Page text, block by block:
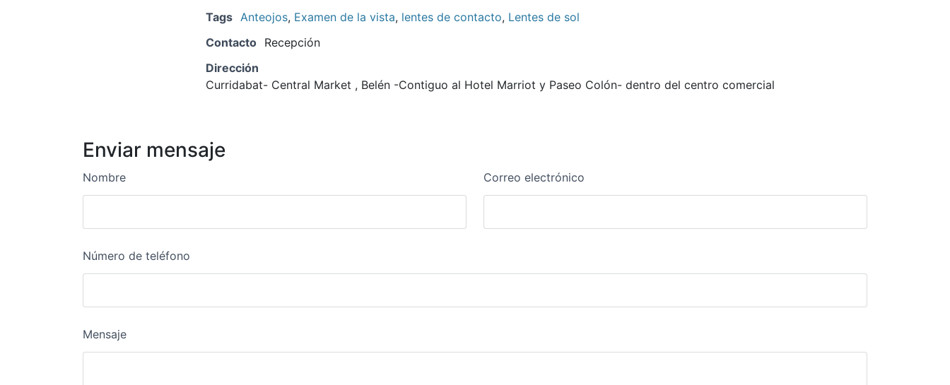
Tags Anteojos, Examen de la vista, lentes de contacto, Lentes de sol
Contacto Recepción
Dirección
Curridabat- Central Market , Belén -Contiguo al Hotel Marriot y Paseo Colón- dentro del centro comercial
Enviar mensaje
Nombre Correo electrónico
Número de teléfono
Mensaje